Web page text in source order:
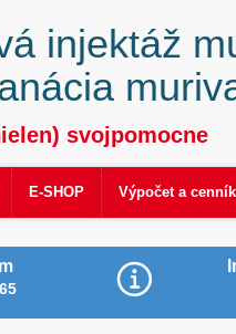
E-SHOP Výpočet a cenník
injektáž
svojpomocne